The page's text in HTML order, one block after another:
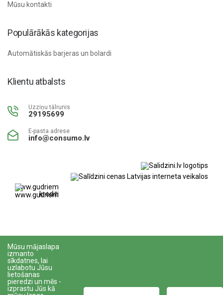
Mūsu kontakti
Populārākās kategorijas
Automātiskās barjeras un bolardi
Klientu atbalsts
Uzziņu tālrunis
29195699
E-pasta adrese
info@consumo.lv
www.gudriem.lv/atrie-
krediti
Visas tiesības pasargātas © 2023
Mūsu mājaslapa
izmanto
sīkdatnes, lai
uzlabotu Jūsu
lietošanas
pieredzi un mēs -
izprastu Jūs kā